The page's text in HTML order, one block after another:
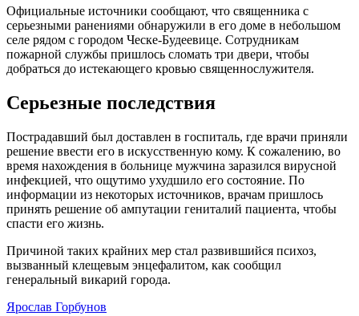
Официальные источники сообщают, что священника с
серьезными ранениями обнаружили в его доме в небольшом
селе рядом с городом Ческе-Будеевице. Сотрудникам
пожарной службы пришлось сломать три двери, чтобы
добраться до истекающего кровью священнослужителя.
Серьезные последствия
Пострадавший был доставлен в госпиталь, где врачи приняли
решение ввести его в искусственную кому. К сожалению, во
время нахождения в больнице мужчина заразился вирусной
инфекцией, что ощутимо ухудшило его состояние. По
информации из некоторых источников, врачам пришлось
принять решение об ампутации гениталий пациента, чтобы
спасти его жизнь.
Причиной таких крайних мер стал развившийся психоз,
вызванный клещевым энцефалитом, как сообщил
генеральный викарий города.
Ярослав Горбунов